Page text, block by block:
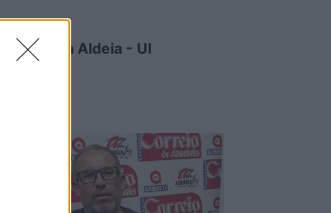
Há Festa na Aldeia - Ul